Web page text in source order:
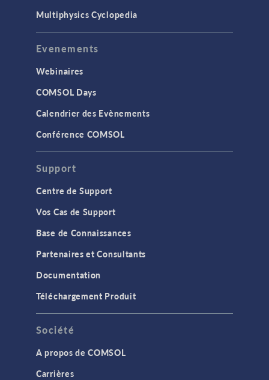
Multiphysics Cyclopedia
Evenements
Webinaires
COMSOL Days
Calendrier des Evènements
Conférence COMSOL
Support
Centre de Support
Vos Cas de Support
Base de Connaissances
Partenaires et Consultants
Documentation
Téléchargement Produit
Société
A propos de COMSOL
Carrières